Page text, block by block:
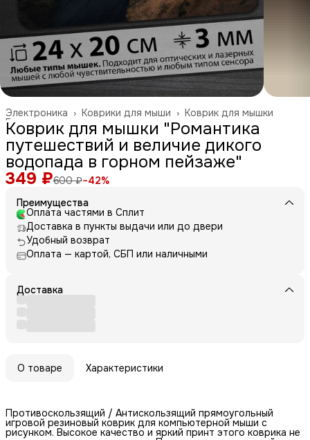
Коврик для мышки
Коврики для мыши ›
Электроника ›
Главная
Коврик для мышки "Романтика
путешествий и величие дикого
водопада в горном пейзаже"
349 ₽600 ₽−42%
Преимущества
Оплата частями в Сплит
Доставка в пункты выдачи или до двери
Удобный возврат
Оплата — картой, СБП или наличными
Доставка
О товаре Характеристики
Противоскользящий / Антискользящий прямоугольный
игровой резиновый коврик для компьютерной мыши с
рисунком. Высокое качество и яркий принт этого коврика не